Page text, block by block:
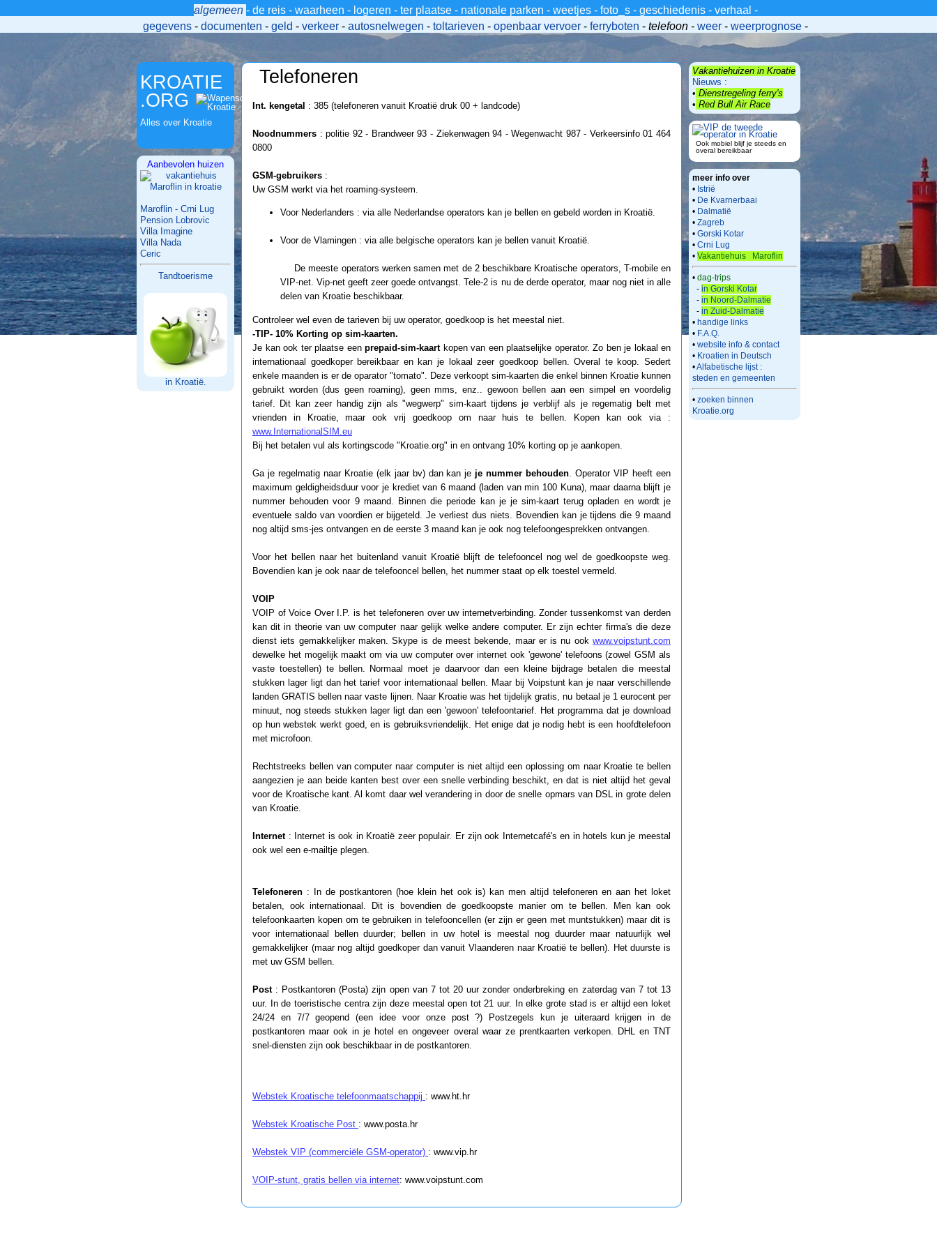
algemeen - de reis- waarheen - logeren - ter plaatse- nationale parken - weetjes- foto_s- geschiedenis- verhaal -
gegevens - documenten - geld - verkeer - autosnelwegen - toltarieven - openbaar vervoer - ferryboten - telefoon - weer - weerprognose -
KROATIE
.ORG
Alles over Kroatie
Aanbevolen huizen
Maroflin - Crni Lug
Pension Lobrovic
Villa Imagine
Villa Nada
Ceric
Tandtoerisme
in Kroatië.
Telefoneren
Int. kengetal : 385 (telefoneren vanuit Kroatië druk 00 + landcode)
Noodnummers : politie 92 - Brandweer 93 - Ziekenwagen 94 - Wegenwacht 987 - Verkeersinfo 01 464
0800
GSM-gebruikers :
Uw GSM werkt via het roaming-systeem.
Voor Nederlanders : via alle Nederlandse operators kan je bellen en gebeld worden in Kroatië.
Voor de Vlamingen : via alle belgische operators kan je bellen vanuit Kroatië.
De meeste operators werken samen met de 2 beschikbare Kroatische operators, T-mobile en
VIP-net. Vip-net geeft zeer goede ontvangst. Tele-2 is nu de derde operator, maar nog niet in alle
delen van Kroatie beschikbaar.
Controleer wel even de tarieven bij uw operator, goedkoop is het meestal niet.
-TIP- 10% Korting op sim-kaarten.
Je kan ook ter plaatse een prepaid-sim-kaartkopen van een plaatselijke operator. Zo ben je lokaal en
internationaal goedkoper bereikbaar en kan je lokaal zeer goedkoop bellen. Overal te koop. Sedert
enkele maanden is er de oparator "tomato". Deze verkoopt sim-kaarten die enkel binnen Kroatie kunnen
gebruikt worden (dus geen roaming), geen mms, enz.. gewoon bellen aan een simpel en voordelig
tarief. Dit kan zeer handig zijn als "wegwerp" sim-kaart tijdens je verblijf als je regematig belt met
vrienden in Kroatie, maar ook vrij goedkoop om naar huis te bellen. Kopen kan ook via :
www.InternationalSIM.eu
Bij het betalen vul als kortingscode "Kroatie.org" in en ontvang 10% korting op je aankopen.
Ga je regelmatig naar Kroatie (elk jaar bv) dan kan je je nummer behouden . Operator VIP heeft een
maximum geldigheidsduur voor je krediet van 6 maand (laden van min 100 Kuna), maar daarna blijft je
nummer behouden voor 9 maand. Binnen die periode kan je je sim-kaart terug opladen en wordt je
eventuele saldo van voordien er bijgeteld. Je verliest dus niets. Bovendien kan je tijdens die 9 maand
nog altijd sms-jes ontvangen en de eerste 3 maand kan je ook nog telefoongesprekken ontvangen.
Voor het bellen naar het buitenland vanuit Kroatië blijft de telefooncel nog wel de goedkoopste weg.
Bovendien kan je ook naar de telefooncel bellen, het nummer staat op elk toestel vermeld.
VOIP
VOIP of Voice Over I.P. is het telefoneren over uw internetverbinding. Zonder tussenkomst van derden
kan dit in theorie van uw computer naar gelijk welke andere computer. Er zijn echter firma's die deze
dienst iets gemakkelijker maken. Skype is de meest bekende, maar er is nu ook www.voipstunt.com
dewelke het mogelijk maakt om via uw computer over internet ook 'gewone' telefoons (zowel GSM als
vaste toestellen) te bellen. Normaal moet je daarvoor dan een kleine bijdrage betalen die meestal
stukken lager ligt dan het tarief voor internationaal bellen. Maar bij Voipstunt kan je naar verschillende
landen GRATIS bellen naar vaste lijnen. Naar Kroatie was het tijdelijk gratis, nu betaal je 1 eurocent per
minuut, nog steeds stukken lager ligt dan een 'gewoon' telefoontarief. Het programma dat je download
op hun webstek werkt goed, en is gebruiksvriendelijk. Het enige dat je nodig hebt is een hoofdtelefoon
met microfoon.
Rechtstreeks bellen van computer naar computer is niet altijd een oplossing om naar Kroatie te bellen
aangezien je aan beide kanten best over een snelle verbinding beschikt, en dat is niet altijd het geval
voor de Kroatische kant. Al komt daar wel verandering in door de snelle opmars van DSL in grote delen
van Kroatie.
Internet: Internet is ook in Kroatië zeer populair. Er zijn ook Internetcafé's en in hotels kun je meestal
ook wel een e-mailtje plegen.
Telefoneren : In de postkantoren (hoe klein het ook is) kan men altijd telefoneren en aan het loket
betalen, ook internationaal. Dit is bovendien de goedkoopste manier om te bellen. Men kan ook
telefoonkaarten kopen om te gebruiken in telefooncellen (er zijn er geen met muntstukken) maar dit is
voor internationaal bellen duurder; bellen in uw hotel is meestal nog duurder maar natuurlijk wel
gemakkelijker (maar nog altijd goedkoper dan vanuit Vlaanderen naar Kroatië te bellen). Het duurste is
met uw GSM bellen.
Post: Postkantoren (Posta) zijn open van 7 tot 20 uur zonder onderbreking en zaterdag van 7 tot 13
uur. In de toeristische centra zijn deze meestal open tot 21 uur. In elke grote stad is er altijd een loket
24/24 en 7/7 geopend (een idee voor onze post ?) Postzegels kun je uiteraard krijgen in de
postkantoren maar ook in je hotel en ongeveer overal waar ze prentkaarten verkopen. DHL en TNT
snel-diensten zijn ook beschikbaar in de postkantoren.
Webstek Kroatische telefoonmaatschappij : www.ht.hr
Webstek Kroatische Post : www.posta.hr
Webstek VIP (commerciële GSM-operator) : www.vip.hr
VOIP-stunt, gratis bellen via internet: www.voipstunt.com
Vakantiehuizen in Kroatie
Nieuws :
• Dienstregeling ferry's
• Red Bull Air Race
Ook mobiel blijf je steeds en
overal bereikbaar
meer info over
• Istrië
• De Kvarnerbaai
• Dalmatië
• Zagreb
• Gorski Kotar
• Crni Lug
• Vakantiehuis Maroflin
• dag-trips
- in Gorski Kotar
- in Noord-Dalmatie
- in Zuid-Dalmatie
• handige links
• F.A.Q.
• website info & contact
• Kroatien in Deutsch
•Alfabetische lijst :
steden en gemeenten
• zoeken binnen
Kroatie.org